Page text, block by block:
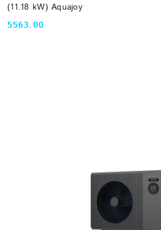
(11.18 kW) Aquajoy
Cena:
5563.00